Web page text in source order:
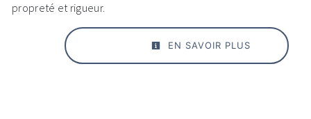
propreté et rigueur.
EN SAVOIR PLUS